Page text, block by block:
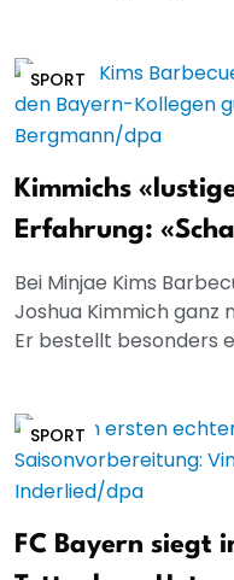
SPORT
Kimmichs
Erfahrung:
Bei Minjae Kims
Joshua Kimmich ganz
Er bestellt besonders
SPORT
FC Bayern siegt